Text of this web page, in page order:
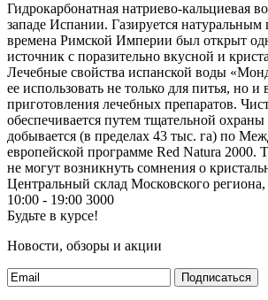
Гидрокарбонатная натриево-кальциевая
западе Испании. Газируется
времена Римской Империи был открыт
источник с поразительно вкусной и
Лечебные свойства испанской воды
ее использовать не только для питья, но
приготовления лечебных препаратов.
обеспечивается путем тщательной охраны
добывается (в пределах 43 тыс. га) по
европейской программе Red Natura 2000.
не могут возникнуть сомнения о
Центральный склад Московского
10:00 - 19:00 3000
Будьте в курсе!
Новости, обзоры и акции
Подписаться